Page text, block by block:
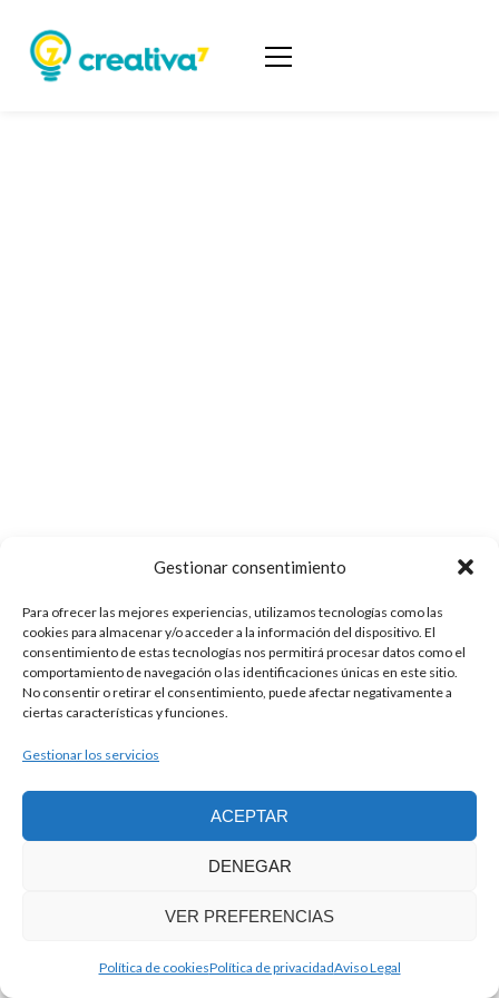
Gestionar consentimiento
Para ofrecer las mejores experiencias, utilizamos tecnologías como las
cookies para almacenar y/o acceder a la información del dispositivo. El
consentimiento de estas tecnologías nos permitirá procesar datos como el
comportamiento de navegación o las identificaciones únicas en este sitio.
No consentir o retirar el consentimiento, puede afectar negativamente a
ciertas características y funciones.
Gestionar los servicios
ACEPTAR
DENEGAR
VER PREFERENCIAS
Política de cookiesPolítica de privacidadAviso Legal
Copyright © 2026, Creativa 7, SL